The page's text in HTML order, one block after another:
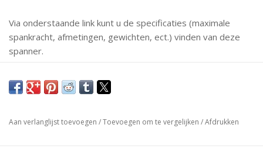
Via onderstaande link kunt u de specificaties (maximale
spankracht, afmetingen, gewichten, ect.) vinden van deze
spanner.
Mochten er vragen zijn neem dan gerust contact met ons
op.
https://media.destaco.com/assetbank-
Aan verlanglijst toevoegen /Toevoegen om te vergelijken /Afdrukken